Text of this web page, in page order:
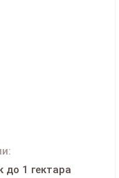
до 1 гектара